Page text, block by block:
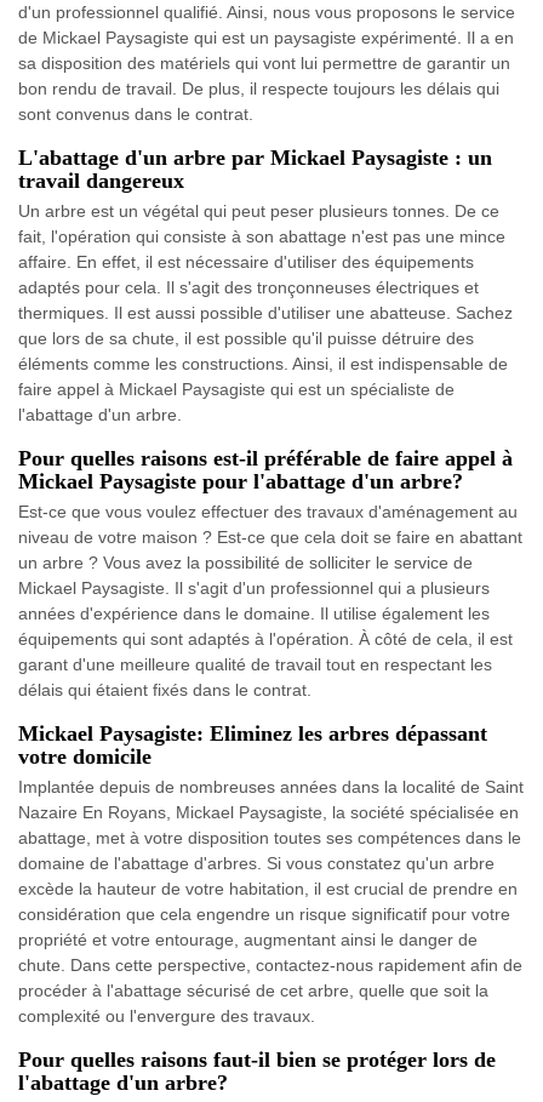
d'un professionnel qualifié. Ainsi, nous vous proposons le service
de Mickael Paysagiste qui est un paysagiste expérimenté. Il a en
sa disposition des matériels qui vont lui permettre de garantir un
bon rendu de travail. De plus, il respecte toujours les délais qui
sont convenus dans le contrat.
L'abattage d'un arbre par Mickael Paysagiste : un
travail dangereux
Un arbre est un végétal qui peut peser plusieurs tonnes. De ce
fait, l'opération qui consiste à son abattage n'est pas une mince
affaire. En effet, il est nécessaire d'utiliser des équipements
adaptés pour cela. Il s'agit des tronçonneuses électriques et
thermiques. Il est aussi possible d'utiliser une abatteuse. Sachez
que lors de sa chute, il est possible qu'il puisse détruire des
éléments comme les constructions. Ainsi, il est indispensable de
faire appel à Mickael Paysagiste qui est un spécialiste de
l'abattage d'un arbre.
Pour quelles raisons est-il préférable de faire appel à
Mickael Paysagiste pour l'abattage d'un arbre?
Est-ce que vous voulez effectuer des travaux d'aménagement au
niveau de votre maison ? Est-ce que cela doit se faire en abattant
un arbre ? Vous avez la possibilité de solliciter le service de
Mickael Paysagiste. Il s'agit d'un professionnel qui a plusieurs
années d'expérience dans le domaine. Il utilise également les
équipements qui sont adaptés à l'opération. À côté de cela, il est
garant d'une meilleure qualité de travail tout en respectant les
délais qui étaient fixés dans le contrat.
Mickael Paysagiste: Eliminez les arbres dépassant
votre domicile
Implantée depuis de nombreuses années dans la localité de Saint
Nazaire En Royans, Mickael Paysagiste, la société spécialisée en
abattage, met à votre disposition toutes ses compétences dans le
domaine de l'abattage d'arbres. Si vous constatez qu'un arbre
excède la hauteur de votre habitation, il est crucial de prendre en
considération que cela engendre un risque significatif pour votre
propriété et votre entourage, augmentant ainsi le danger de
chute. Dans cette perspective, contactez-nous rapidement afin de
procéder à l'abattage sécurisé de cet arbre, quelle que soit la
complexité ou l'envergure des travaux.
Pour quelles raisons faut-il bien se protéger lors de
l'abattage d'un arbre?